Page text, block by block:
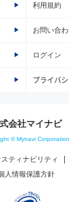
利用規約
お問い合
ログイン
プライバ
会社マイナビ
© Mynavi Corporation
ティナビリティ
人情報保護方針